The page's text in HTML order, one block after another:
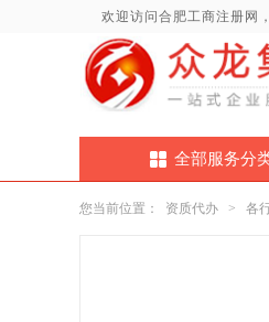
欢迎访问合肥工商注册网
全部服务分
您当前位置： 资质代办 > 各